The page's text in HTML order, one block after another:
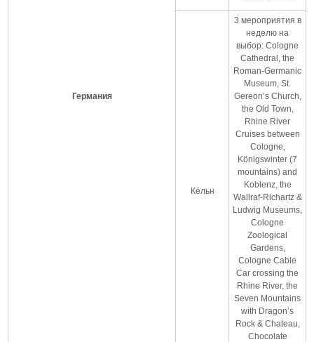
Германия
Кёльн
3 мероприятия в
неделю на
выбор: Cologne
Cathedral, the
Roman-Germanic
Museum, St.
Gereon’s Church,
the Old Town,
Rhine River
Cruises between
Cologne,
Königswinter (7
mountains) and
Koblenz, the
Wallraf-Richartz &
Ludwig Museums,
Cologne
Zoological
Gardens,
Cologne Cable
Car crossing the
Rhine River, the
Seven Mountains
with Dragon’s
Rock & Chateau,
Chocolate